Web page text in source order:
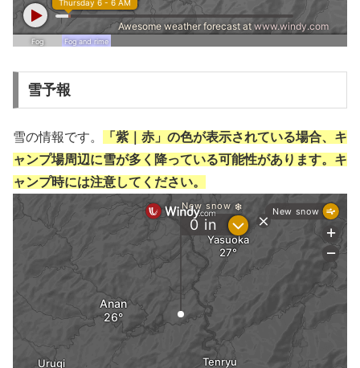
雪予報
雪の情報です。
「紫｜赤」の色が表示されている場合、キ
ャンプ場周辺に雪が多く降っている可能性があります。キ
ャンプ時には注意してください。